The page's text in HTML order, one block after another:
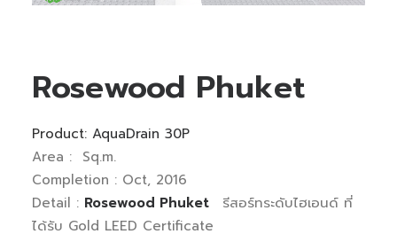
Rosewood Phuket
Product: AquaDrain 30P
Area : Sq.m.
Completion : Oct, 2016
Detail : Rosewood Phuket รีสอร์ทระดับไฮเอนด์ ที่
ได้รับ Gold LEED Certificate